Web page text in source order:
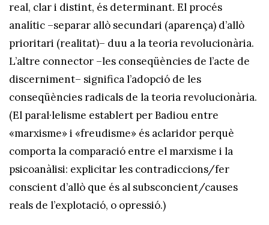
real, clar i distint, és determinant. El procés
analític –separar allò secundari (aparença) d’allò
prioritari (realitat)– duu a la teoria revolucionària.
L’altre connector –les conseqüències de l’acte de
discerniment– significa l’adopció de les
conseqüències radicals de la teoria revolucionària.
(El paral·lelisme establert per Badiou entre
«marxisme» i «freudisme» és aclaridor perquè
comporta la comparació entre el marxisme i la
psicoanàlisi: explicitar les contradiccions/fer
conscient d’allò que és al subsconcient/causes
reals de l’explotació, o opressió.)